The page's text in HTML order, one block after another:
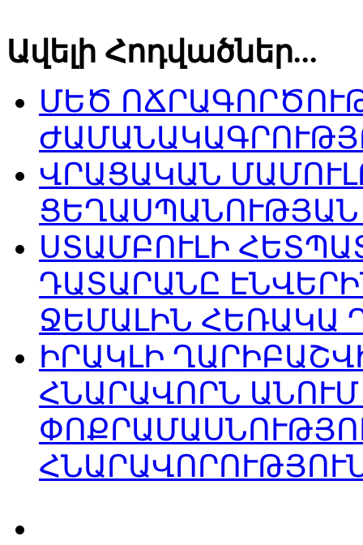
Ավելի Հոդվածներ...
ՄԵԾ
ՎՐԱՑԱԿԱՆ
ՍՏԱՄԲՈՒԼԻ
ԴԱՏԱՐԱՆԸ
ՋԵՄԱԼԻՆ ՀԵՌԱԿԱ
ԻՐԱԿԼԻ
ՀՆԱՐԱՎՈՐՆ